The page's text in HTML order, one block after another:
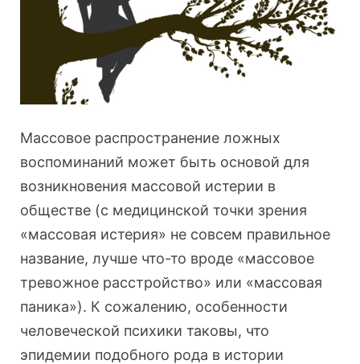
Массовое распространение ложных
воспоминаний может быть основой для
возникновения массовой истерии в
обществе (с медицинской точки зрения
«массовая истерия» не совсем правильное
название, лучше что-то вроде «массовое
тревожное расстройство» или «массовая
паника»). К сожалению, особенности
человеческой психики таковы, что
эпидемии подобного рода в истории